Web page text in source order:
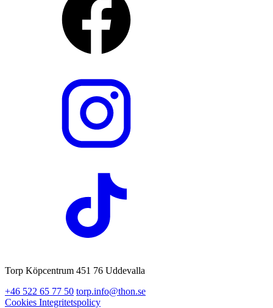
Torp Köpcentrum 451 76 Uddevalla
+46 522 65 77 50 torp.info@thon.se
Cookies Integritetspolicy